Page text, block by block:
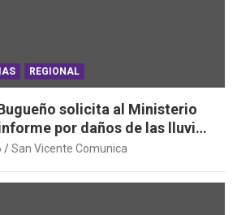
REGIONAL
solicita al Ministerio
por daños de las lluvias
San Vicente Comunica